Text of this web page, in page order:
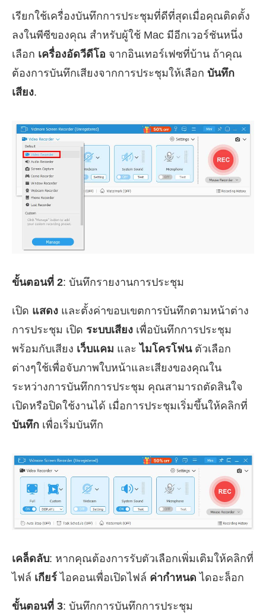
เรียกใช้เครื่องบันทึกการประชุมที่ดีที่สุดเมื่อคุณติดตั้ง
ลงในพีซีของคุณ สำหรับผู้ใช้ Mac มีอีกเวอร์ชันหนึ่ง
เลือก เครื่องอัดวีดีโอ จากอินเทอร์เฟซที่บ้าน ถ้าคุณ
ต้องการบันทึกเสียงจากการประชุมให้เลือก บันทึก
เสียง.
ขั้นตอนที่ 2: บันทึกรายงานการประชุม
เปิด แสดง และตั้งค่าขอบเขตการบันทึกตามหน้าต่าง
การประชุม เปิด ระบบเสียง เพื่อบันทึกการประชุม
พร้อมกับเสียง เว็บแคม และไมโครโฟนตัวเลือก
ต่างๆใช้เพื่อจับภาพใบหน้าและเสียงของคุณใน
ระหว่างการบันทึกการประชุม คุณสามารถตัดสินใจ
เปิดหรือปิดใช้งานได้ เมื่อการประชุมเริ่มขึ้นให้คลิกที่
บันทึก เพื่อเริ่มบันทึก
เคล็ดลับ: หากคุณต้องการรับตัวเลือกเพิ่มเติมให้คลิกที่
ไฟล์ เกียร์ ไอคอนเพื่อเปิดไฟล์ ค่ากำหนด ไดอะล็อก
ขั้นตอนที่ 3: บันทึกการบันทึกการประชุม